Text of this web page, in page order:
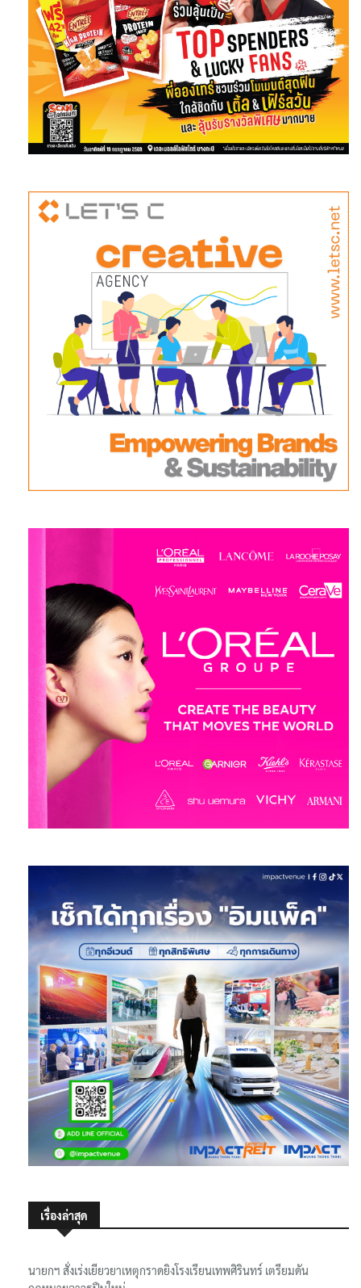
เรื่องล่าสุด
นายกฯ สั่งเร่งเยียวยาเหตุกราดยิงโรงเรียนเทพศิรินทร์ เตรียมดัน